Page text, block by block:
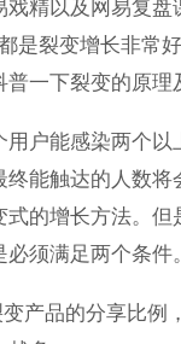
精以及网易复盘
是裂变增长非常
一下裂变的原理
用户能感染两个以
能触达的人数将
式的增长方法。但
须满足两个条件。
产品的分享比例